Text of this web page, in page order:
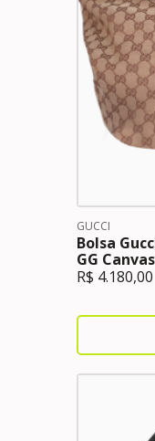
GUCCI
Bolsa
GG Canvas
R$ 4.180,00